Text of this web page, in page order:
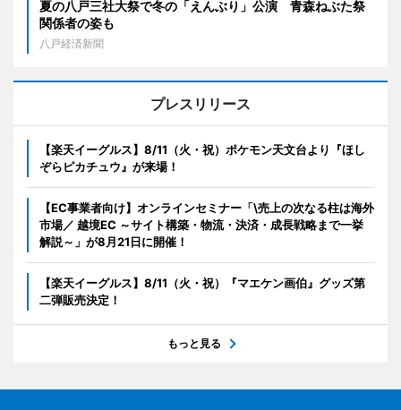
夏の八戸三社大祭で冬の「えんぶり」公演 青森ねぶた祭
関係者の姿も
八戸経済新聞
プレスリリース
【楽天イーグルス】8/11（火・祝）ポケモン天文台より『ほし
ぞらピカチュウ』が来場！
【EC事業者向け】オンラインセミナー「\売上の次なる柱は海外
市場／ 越境EC ～サイト構築・物流・決済・成長戦略まで一挙
解説～」が8月21日に開催！
【楽天イーグルス】8/11（火・祝）『マエケン画伯』グッズ第
二弾販売決定！
もっと見る